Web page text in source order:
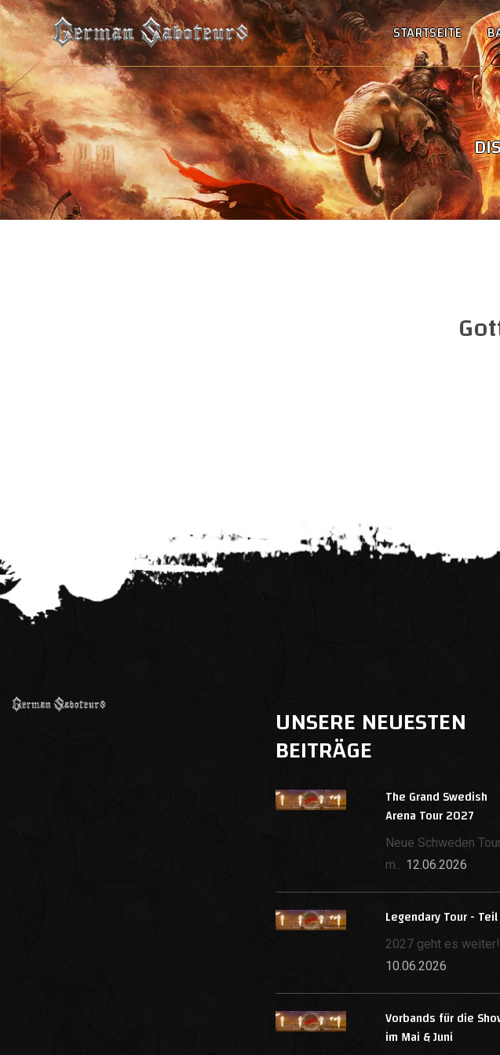
STARTSEITE
UNSERE NEUESTEN
BEITRÄGE
The Grand Swedish
Arena Tour 2027
Neue Schweden
m... 12.06.2026
Legendary Tour -
2027 geht es weiter!
10.06.2026
Vorbands für die
im Mai & Juni